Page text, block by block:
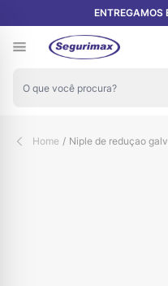
Pular para o conteúdo
ENTREGAMOS
Home / Niple de reduçao